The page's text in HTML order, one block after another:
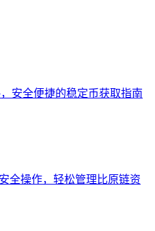
安全便捷的稳定币获取指南
全操作，轻松管理比原链资